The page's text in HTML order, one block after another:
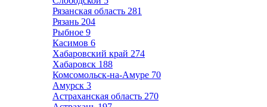
Рязанская область 281
Рязань 204
Рыбное 9
Касимов 6
Хабаровский край 274
Хабаровск 188
Комсомольск-на-Амуре 70
Амурск 3
Астраханская область 270